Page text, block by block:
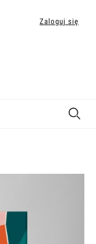
Zaloguj się